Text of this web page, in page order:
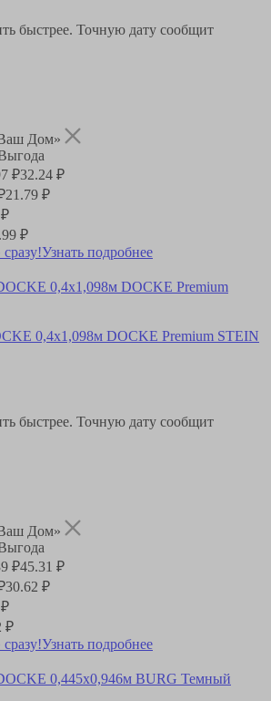
быстрее. Точную дату сообщит
Дом»
₽32.24 ₽
21.79 ₽
₽
Узнать подробнее
0,4х1,098м DOCKE Premium STEIN
быстрее. Точную дату сообщит
Дом»
₽45.31 ₽
30.62 ₽
₽
Узнать подробнее